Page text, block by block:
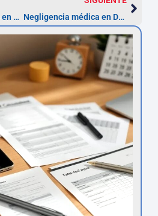
Abogados penalistas en Dos Hermanas: defensa y plazos
Negligencia médica en Dos Hermanas: reclamar en 1 año